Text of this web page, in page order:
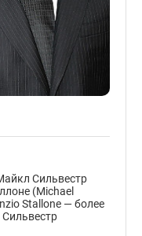
Сильвестр
(Michael
Stallone — более